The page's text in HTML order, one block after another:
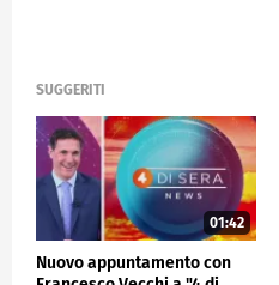
SUGGERITI
01:42
Nuovo appuntamento con